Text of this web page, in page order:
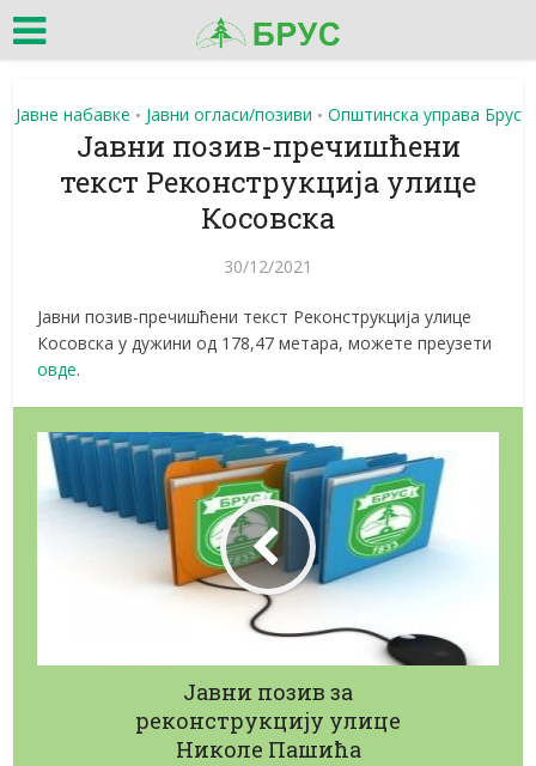
Јавне набавке • Јавни огласи/позиви • Општинска управа Брус
Јавни позив-пречишћени
текст Реконструкција улице
Косовска
30/12/2021
Јавни позив-пречишћени текст Реконструкција улице
Косовска у дужини од 178,47 метара, можете преузети
овде.
Јавни позив за
реконструкцију улице
Николе Пашића